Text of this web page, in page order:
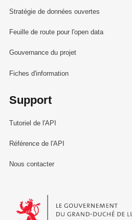
Stratégie de données ouvertes
Feuille de route pour l'open data
Gouvernance du projet
Fiches d'information
Support
Tutoriel de l'API
Référence de l'API
Nous contacter
Le Gouvernement du Grand-Duché